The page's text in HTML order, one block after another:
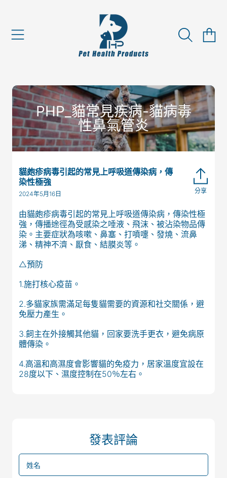
物
PHP_貓常見疾病-貓病毒
性鼻氣管炎
分享
貓皰疹病毒引起的常見上呼吸道傳染病，傳
染性極強
2024年5月16日
由貓皰疹病毒引起的常見上呼吸道傳染病，傳染性極
強，傳播途徑為受感染之唾液、飛沫、被沾染物品傳
染。主要症狀為咳嗽、鼻塞、打噴嚏、發燒、流鼻
涕、精神不濟、厭食、結膜炎等。
△預防
1.施打核心疫苗。
2.多貓家族需滿足每隻貓需要的資源和社交關係，避
免壓力產生。
3.飼主在外接觸其他貓，回家要洗手更衣，避免病原
體傳染。
4.高溫和高濕度會影響貓的免疫力，居家溫度宜設在
28度以下、濕度控制在50％左右。
發表評論
姓名